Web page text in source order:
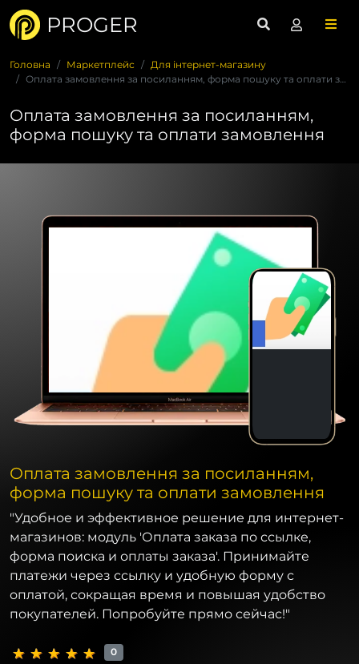
PROGER
Головна Маркетплейс
Для інтернет-магазину
Оплата замовлення за посиланням, форма пошуку та оплати замо...
Оплата замовлення за посиланням,
форма пошуку та оплати замовлення
Оплата замовлення за посиланням,
форма пошуку та оплати замовлення
"Удобное и эффективное решение для интернет-
магазинов: модуль 'Оплата заказа по ссылке,
форма поиска и оплаты заказа'. Принимайте
платежи через ссылку и удобную форму с
оплатой, сокращая время и повышая удобство
покупателей. Попробуйте прямо сейчас!"
0